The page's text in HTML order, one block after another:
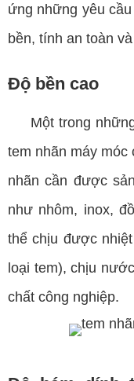
ứng những yêu
bền, tính an toàn
Độ bền cao
Một trong những
tem nhãn máy móc
nhãn cần được
như nhôm, inox,
thể chịu được
loại tem), chịu
chất công nghiệp.